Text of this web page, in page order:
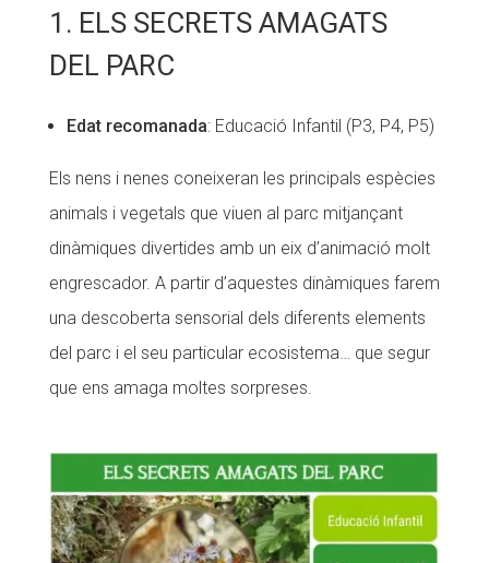
1. ELS SECRETS AMAGATS
DEL PARC
Edat recomanada: Educació Infantil (P3, P4, P5)
Els nens i nenes coneixeran les principals espècies
animals i vegetals que viuen al parc mitjançant
dinàmiques divertides amb un eix d’animació molt
engrescador. A partir d’aquestes dinàmiques farem
una descoberta sensorial dels diferents elements
del parc i el seu particular ecosistema… que segur
que ens amaga moltes sorpreses.